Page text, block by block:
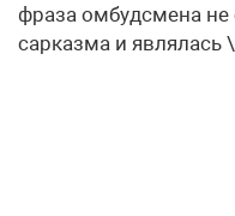
фраза омбудсмена
сарказма и являлась